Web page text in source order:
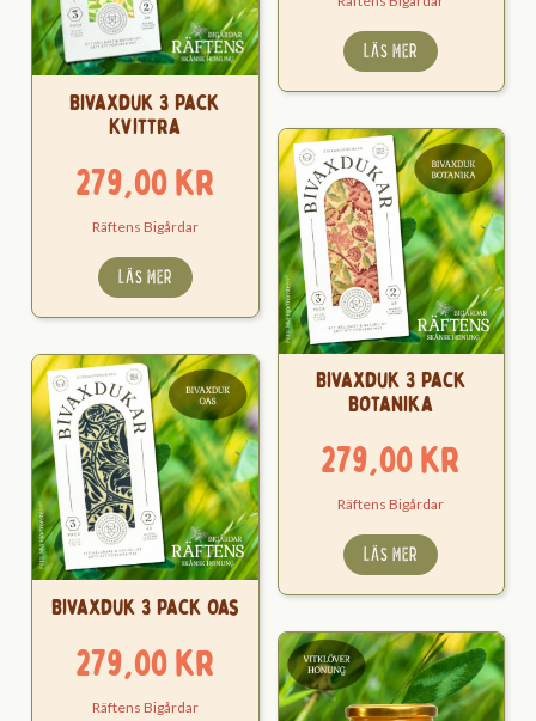
LÄS MER
Bivaxduk 3 Pack
Kvittra
279,00kr
Räftens Bigårdar
LÄS MER
Bivaxduk 3 Pack
Botanika
279,00kr
Räftens Bigårdar
LÄS MER
Bivaxduk 3 Pack Oas
279,00kr
Räftens Bigårdar